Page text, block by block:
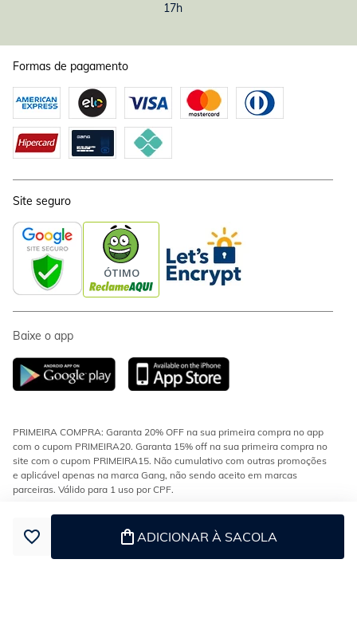
ADICIONAR À SACOLA
17h
Formas de pagamento
Site seguro
Baixe o app
PRIMEIRA COMPRA: Garanta 20% OFF na sua primeira compra no app
com o cupom PRIMEIRA20. Garanta 15% off na sua primeira compra no
site com o cupom PRIMEIRA15. Não cumulativo com outras promoções
e aplicável apenas na marca Gang, não sendo aceito em marcas
parceiras. Válido para 1 uso por CPF.
CONDIÇÕES DE FRETE: Frete fixo de R$9,90 em compras acima de
R$199 para as regiões Sul e Sudeste. Demais regiões do Brasil, frete
grátis em compras acima de R$299. Válidos para modalidades
transportadora e econômica.